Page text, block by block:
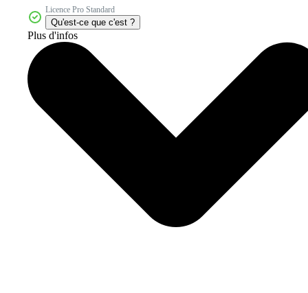
Licence Pro Standard
Qu'est-ce que c'est ?
Plus d'infos